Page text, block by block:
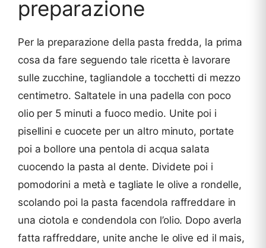
preparazione
Per la preparazione della pasta fredda, la prima
cosa da fare seguendo tale ricetta è lavorare
sulle zucchine, tagliandole a tocchetti di mezzo
centimetro. Saltatele in una padella con poco
olio per 5 minuti a fuoco medio. Unite poi i
pisellini e cuocete per un altro minuto, portate
poi a bollore una pentola di acqua salata
cuocendo la pasta al dente. Dividete poi i
pomodorini a metà e tagliate le olive a rondelle,
scolando poi la pasta facendola raffreddare in
una ciotola e condendola con l’olio. Dopo averla
fatta raffreddare, unite anche le olive ed il mais,